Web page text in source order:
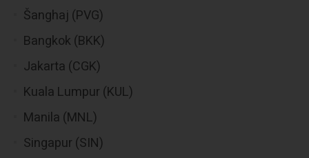
Šanghaj (PVG)
Bangkok (BKK)
Jakarta (CGK)
Kuala Lumpur (KUL)
Manila (MNL)
Singapur (SIN)